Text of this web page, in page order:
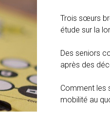
Trois sœurs
étude sur la
Des seniors
après des
Comment les
mobilité au